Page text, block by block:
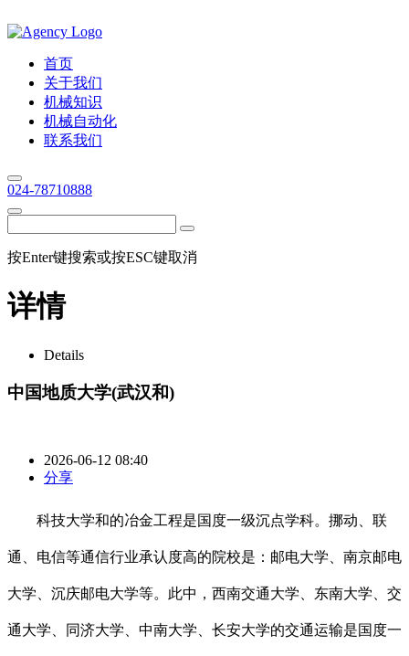
首页
关于我们
机械知识
机械自动化
联系我们
024-78710888
按Enter键搜索或按ESC键取消
详情
Details
中国地质大学(武汉和)
2026-06-12 08:40
分享
科技大学和的冶金工程是国度一级沉点学科。挪动、联
通、电信等通信行业承认度高的院校是：邮电大学、南京邮电
大学、沉庆邮电大学等。此中，西南交通大学、东南大学、交
通大学、同济大学、中南大学、长安大学的交通运输是国度一